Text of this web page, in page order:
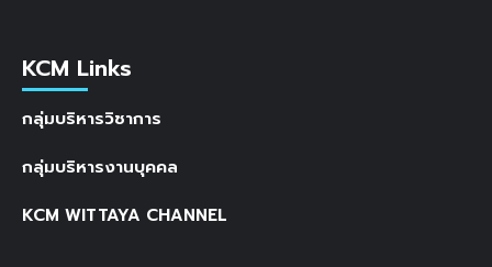
KCM Links
กลุ่มบริหารวิชาการ
กลุ่มบริหารงานบุคคล
KCM WITTAYA CHANNEL